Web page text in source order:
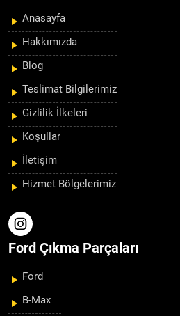
Anasayfa
Hakkımızda
Blog
Teslimat Bilgilerimiz
Gizlilik İlkeleri
Koşullar
İletişim
Hizmet Bölgelerimiz
Ford Çıkma Parçaları
Ford
B-Max